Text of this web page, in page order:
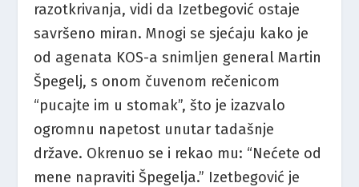
razotkrivanja, vidi da Izetbegović ostaje
savršeno miran. Mnogi se sjećaju kako je
od agenata KOS-a snimljen general Martin
Špegelj, s onom čuvenom rečenicom
“pucajte im u stomak”, što je izazvalo
ogromnu napetost unutar tadašnje
države. Okrenuo se i rekao mu: “Nećete od
mene napraviti Špegelja.” Izetbegović je